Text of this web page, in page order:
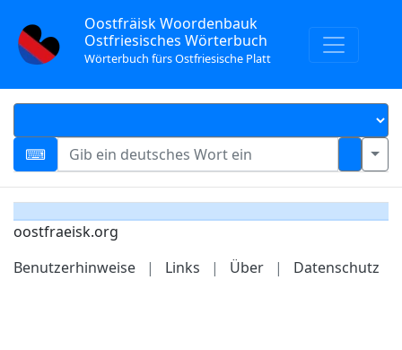
Oostfräisk Woordenbauk
Ostfriesisches Wörterbuch
Wörterbuch fürs Ostfriesische Platt
oostfraeisk.org
Benutzerhinweise
| Links | Über | Datenschutz